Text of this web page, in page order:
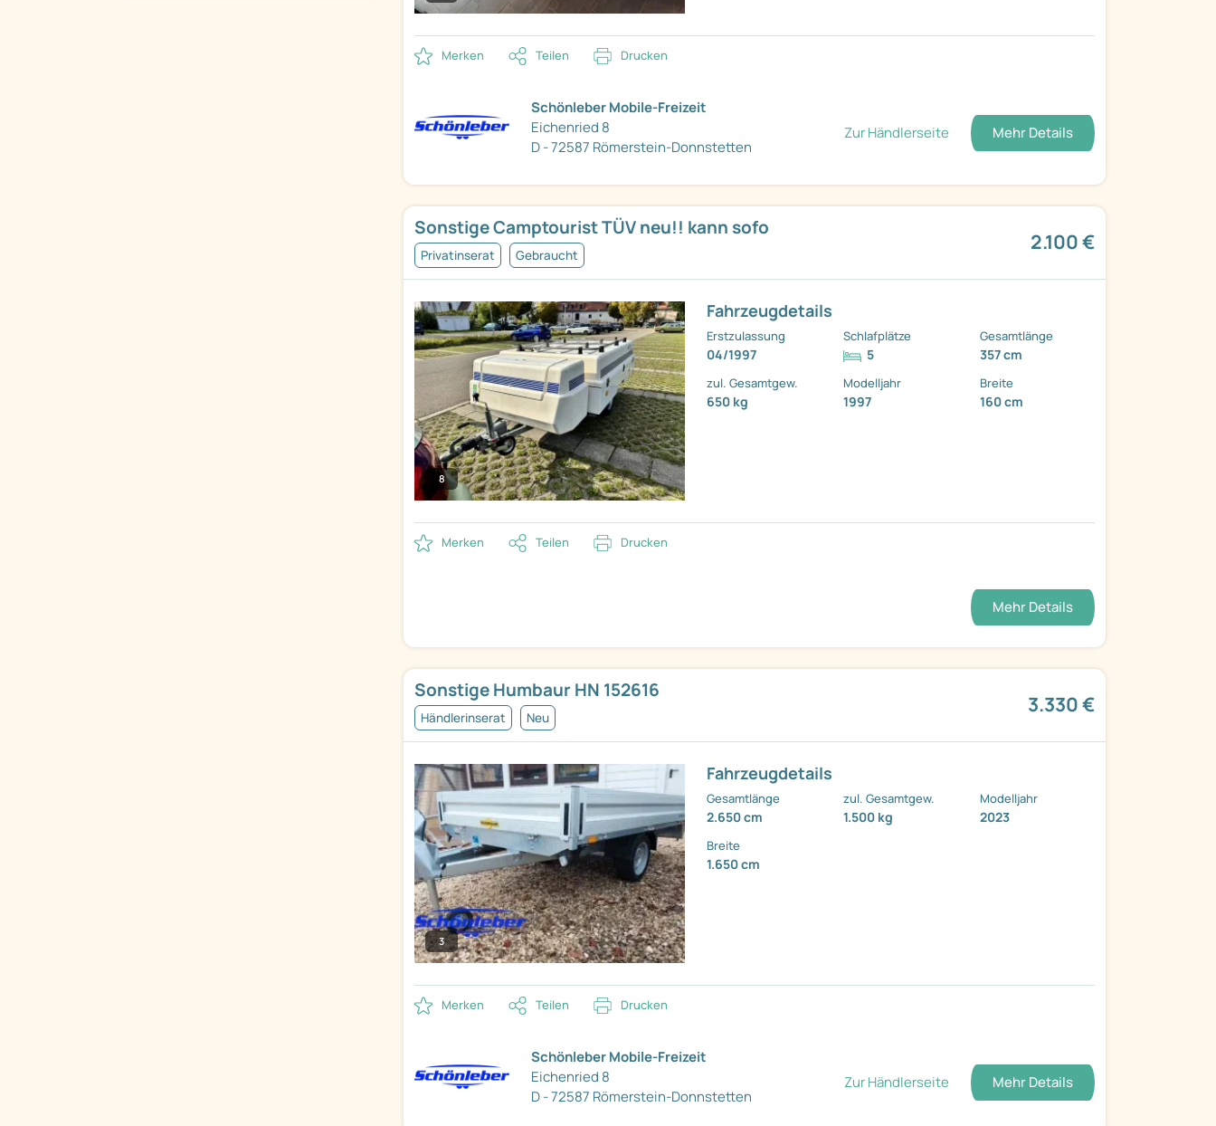
Merken Teilen Drucken
Schönleber Mobile-Freizeit
Eichenried 8
D - 72587 Römerstein-Donnstetten
Zur Händlerseite Mehr Details
Sonstige Camptourist TÜV neu!! kann sofo
Privatinserat Gebraucht
2.100 €
8
Fahrzeugdetails
Erstzulassung
04/1997
Schlafplätze
5
Gesamtlänge
357 cm
zul. Gesamtgew.
650 kg
Modelljahr
1997
Breite
160 cm
Merken Teilen Drucken
Mehr Details
Sonstige Humbaur HN 152616
Händlerinserat Neu
3.330 €
3
Fahrzeugdetails
Gesamtlänge
2.650 cm
zul. Gesamtgew.
1.500 kg
Modelljahr
2023
Breite
1.650 cm
Merken Teilen Drucken
Schönleber Mobile-Freizeit
Eichenried 8
D - 72587 Römerstein-Donnstetten
Zur Händlerseite Mehr Details